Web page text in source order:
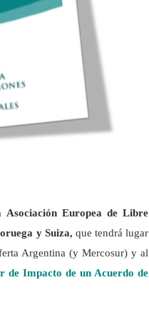
Asociación Europea de Libre
y Suiza, que tendrá lugar
Argentina (y Mercosur) y al
de Impacto de un Acuerdo de